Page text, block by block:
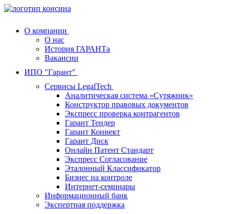
О компании
О нас
История ГАРАНТа
Вакансии
ИПО "Гарант"
Сервисы LegalTech
Аналитическая система «Сутяжник»
Конструктор правовых документов
Экспресс проверка контрагентов
Гарант Тендер
Гарант Коннект
Гарант Диск
Онлайн Патент Стандарт
Экспресс Согласование
Эталонный Классификатор
Бизнес на контроле
Интернет-семинары
Информационный банк
Экспертная поддержка